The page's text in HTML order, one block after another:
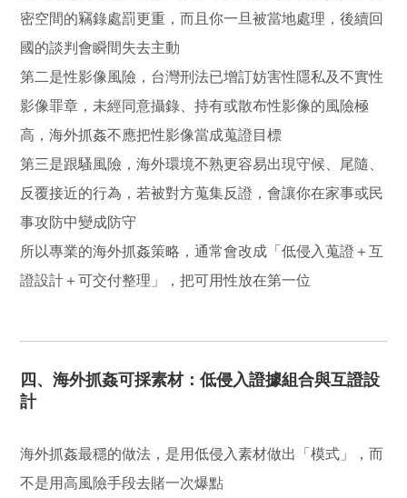
密空間的竊錄處罰更重，而且你一旦被當地處理，後續回
國的談判會瞬間失去主動
第二是性影像風險，台灣刑法已增訂妨害性隱私及不實性
影像罪章，未經同意攝錄、持有或散布性影像的風險極
高，海外抓姦不應把性影像當成蒐證目標
第三是跟騷風險，海外環境不熟更容易出現守候、尾隨、
反覆接近的行為，若被對方蒐集反證，會讓你在家事或民
事攻防中變成防守
所以專業的海外抓姦策略，通常會改成「低侵入蒐證＋互
證設計＋可交付整理」，把可用性放在第一位
四、海外抓姦可採素材：低侵入證據組合與互證設
計
海外抓姦最穩的做法，是用低侵入素材做出「模式」，而
不是用高風險手段去賭一次爆點